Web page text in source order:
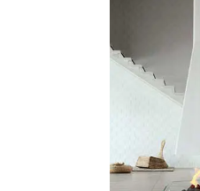
biocamini da
catturano
design ricercato
moderna, sia